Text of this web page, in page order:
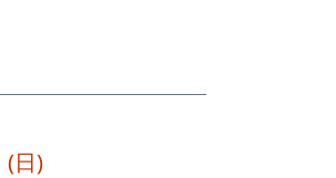
(日)